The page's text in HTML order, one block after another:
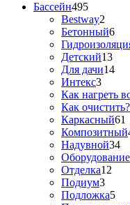
Бассейн495
Bestway2
Бетонный6
Детский13
Для дачи14
Интекс3
Как нагреть
Как очистить?
Каркасный61
Композитный
Надувной34
Оборудование
Отделка12
Подиум3
Подложка5